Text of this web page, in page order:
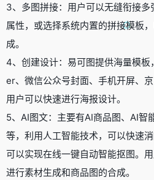
​3、多图拼接：用户可以无缝衔接
属性，或选择系统内置的拼接模板
成。
​4、创建设计：易可图提供海量模
er、微信公众号封面、手机开屏、
用户可以快速进行海报设计。
​5、AI图文：主要有AI商品图、AI智
等，利用人工智能技术，可以快速
可以实现在线一键自动智能抠图。
进行素材生成和商品图的合成。